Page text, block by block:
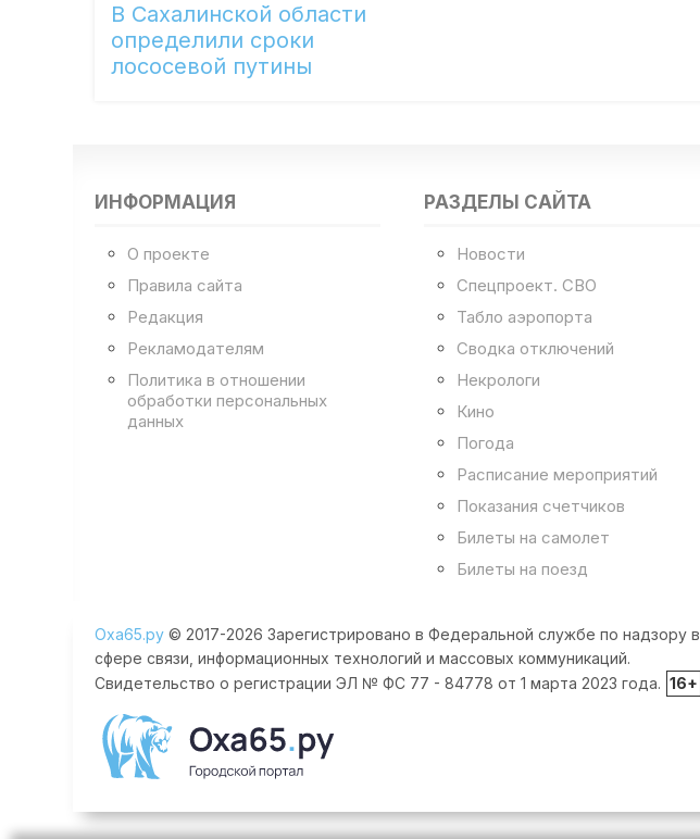
В Сахалинской области
определили сроки
лососевой путины
ИНФОРМАЦИЯ
О проекте
Правила сайта
Редакция
Рекламодателям
Политика в отношении
обработки персональных
данных
РАЗДЕЛЫ САЙТА
Новости
Спецпроект. СВО
Табло аэропорта
Сводка отключений
Некрологи
Кино
Погода
Расписание мероприятий
Показания счетчиков
Билеты на самолет
Билеты на поезд
Оха65.ру © 2017-2026 Зарегистрировано в Федеральной службе по надзору в
сфере связи, информационных технологий и массовых коммуникаций.
Свидетельство о регистрации ЭЛ № ФС 77 - 84778 от 1 марта 2023 года. 16+